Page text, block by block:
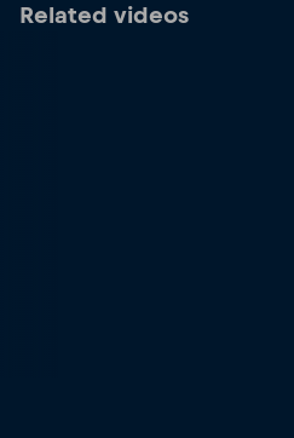
Related videos